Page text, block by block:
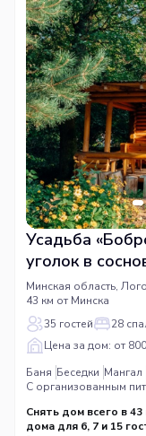
Усадьба
уголок в
Минская область,
43 км от Минска
35 гостей
28
Цена за дом: от
Баня Беседки Мангал
С организованным
Снять дом всего в
дома для 6, 7 и 15